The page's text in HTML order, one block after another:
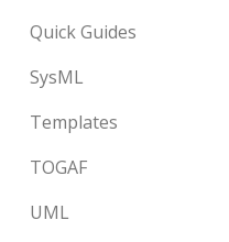
Quick Guides
SysML
Templates
TOGAF
UML